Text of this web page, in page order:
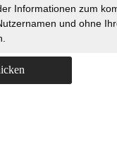
Informationen zum
und ohne